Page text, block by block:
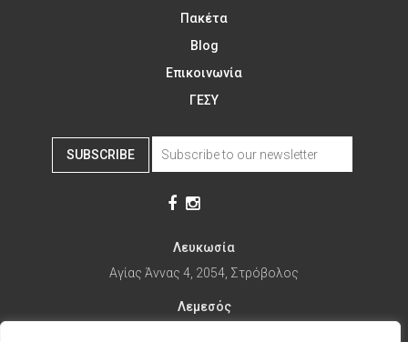
Πακέτα
Blog
Επικοινωνία
ΓΕΣΥ
SUBSCRIBE
Λευκωσία
Αγίας Άννας 4, 2054, Στρόβολος
Λεμεσός